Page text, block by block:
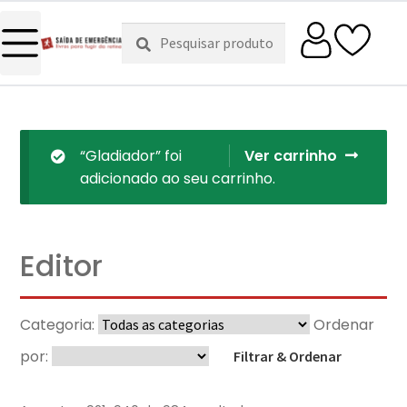
Pesquisar
por:
Pesquisa
Ver carrinho
“Gladiador” foi
adicionado ao seu carrinho.
Editor
Categoria:
Ordenar
por:
Filtrar & Ordenar